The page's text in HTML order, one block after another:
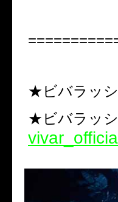
★ビバラッ
★ビバラッ
vivar_official